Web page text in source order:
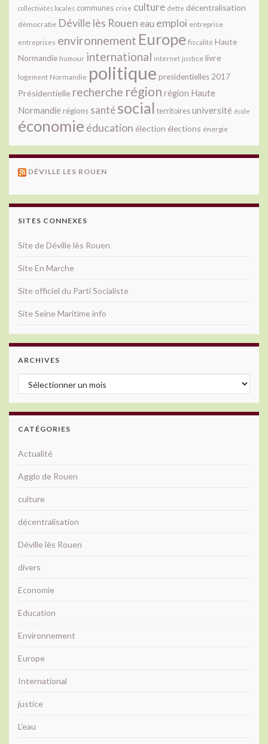
collectivités locales communes crise culture dette décentralisation
démocratie Déville lès Rouen eau emploi entreprise
entreprises environnement Europe fiscalité Haute
Normandie humour international internet justice livre
logement Normandie politique presidentielles 2017
Présidentielle recherche région région Haute
Normandie régions santésocial territoiresuniversité école
économie éducation élection élections énergie
DÉVILLE LES ROUEN
SITES CONNEXES
Site de Déville lès Rouen
Site En Marche
Site officiel du Parti Socialiste
Site Seine Maritime info
ARCHIVES
Archives
CATÉGORIES
Actualité
Agglo de Rouen
culture
décentralisation
Déville lès Rouen
divers
Economie
Education
Environnement
Europe
International
justice
L'eau